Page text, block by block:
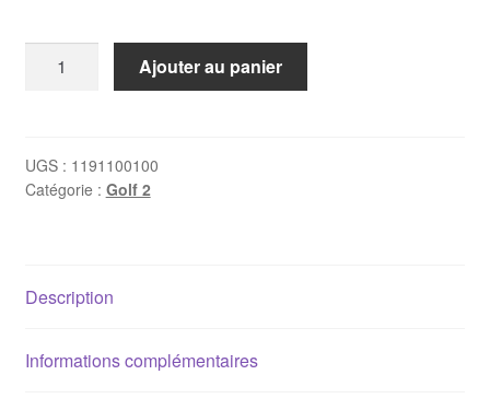
2
1.6
Ajouter au panier
UGS : 1191100100
Catégorie : Golf 2
Description
Informations complémentaires